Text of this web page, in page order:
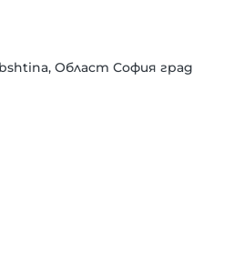
Област София град